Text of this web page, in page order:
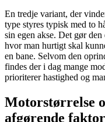
En tredje variant, der
type styres typisk med to
sin egen akse. Det gør
hvor man hurtigt skal
en bane. Selvom den
findes der i dag mange
prioriterer hastighed og
Motorstørrelse
afgørende